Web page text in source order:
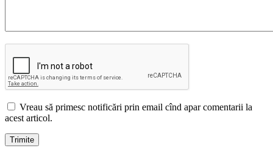
Vreau să primesc notificări prin email cînd apar comentarii la
acest articol.